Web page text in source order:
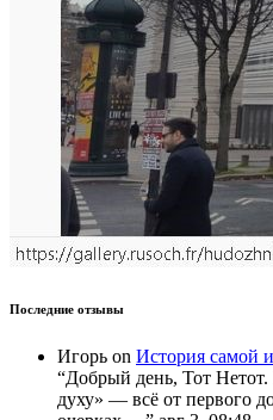
Последние отзывы
Игорь on История самой
“Добрый день, Тот Нетот.
духу» — всё от первого